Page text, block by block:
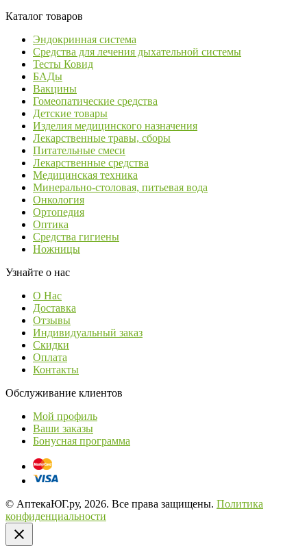
Каталог товаров
Эндокринная система
Средства для лечения дыхательной системы
Тесты Ковид
БАДы
Вакцины
Гомеопатические средства
Детские товары
Изделия медицинского назначения
Лекарственные травы, сборы
Питательные смеси
Лекарственные средства
Медицинская техника
Минерально-столовая, питьевая вода
Онкология
Ортопедия
Оптика
Средства гигиены
Ножницы
Узнайте о нас
О Нас
Доставка
Отзывы
Индивидуальный заказ
Скидки
Оплата
Контакты
Обслуживание клиентов
Мой профиль
Ваши заказы
Бонусная программа
© АптекаЮГ.ру, 2026. Все права защищены. Политика
конфиденциальности